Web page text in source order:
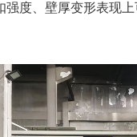
度、壁厚变形表现